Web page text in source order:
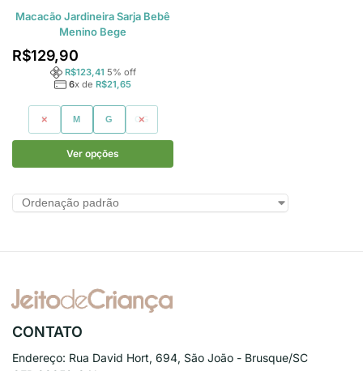
Macacão Jardineira Sarja Bebê
Menino Bege
R$129,90
R$123,41 5% off
6x de R$21,65
P M G GG
Ver opções
CONTATO
Endereço: Rua David Hort, 694, São João - Brusque/SC